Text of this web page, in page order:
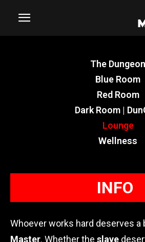
The Dungeon
Blue Room
Red Room
Dark Room |
Lounge
Wellness
INFO
Whoever works hard deserves a
Master. Whether the slave